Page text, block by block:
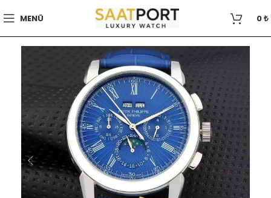
MENÜ 0₺